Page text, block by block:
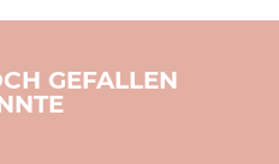
GEFALLEN